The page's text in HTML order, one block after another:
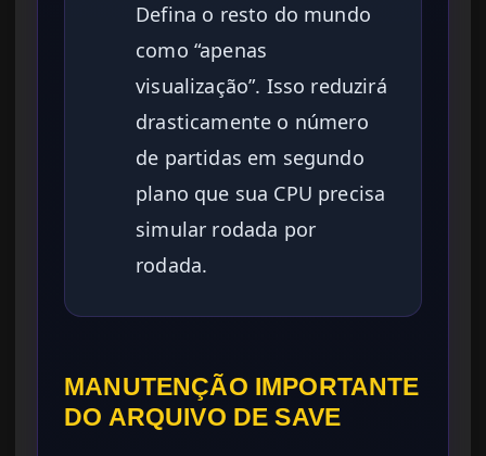
Defina o resto do mundo
como “apenas
visualização”. Isso reduzirá
drasticamente o número
de partidas em segundo
plano que sua CPU precisa
simular rodada por
rodada.
MANUTENÇÃO IMPORTANTE
DO ARQUIVO DE SAVE